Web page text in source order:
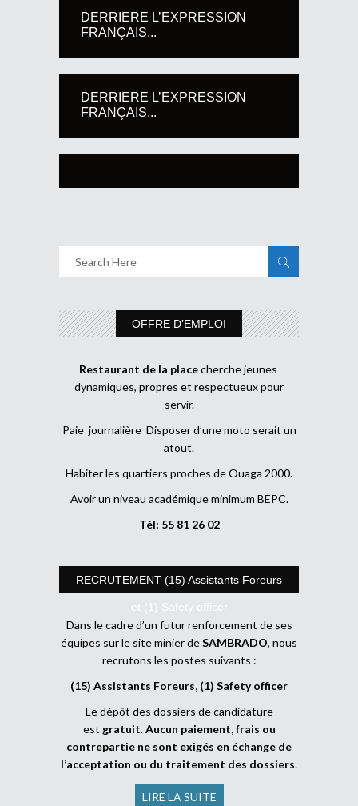
DERRIERE L’EXPRESSION
FRANÇAIS...
DERRIERE L’EXPRESSION
FRANÇAIS...
OFFRE D’EMPLOI
Restaurant de la placecherche jeunes
dynamiques, propres et respectueux pour
servir.
Paie journalière Disposer d’une moto serait un
atout.
Habiter les quartiers proches de Ouaga 2000.
Avoir un niveau académique minimum BEPC.
Tél: 55 81 26 02
RECRUTEMENT (15) Assistants Foreurs
et (1) Safety officer
Dans le cadre d’un futur renforcement de ses
équipes sur le site minier deSAMBRADO, nous
recrutons les postes suivants :
(15) Assistants Foreurs, (1) Safety officer
Le dépôt des dossiers de candidature
est gratuit.Aucun paiement, frais ou
contrepartie ne sont exigés en échange de
l’acceptation ou du traitement des dossiers.
LIRE LA SUITE